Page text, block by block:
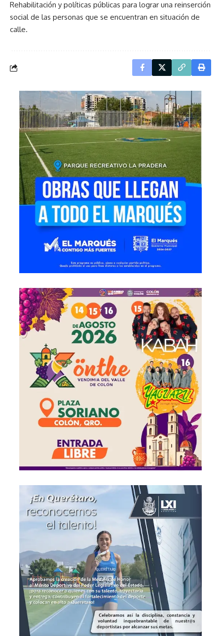
Rehabilitación y políticas públicas para lograr una reinserción
social de las personas que se encuentran en situación de
calle.